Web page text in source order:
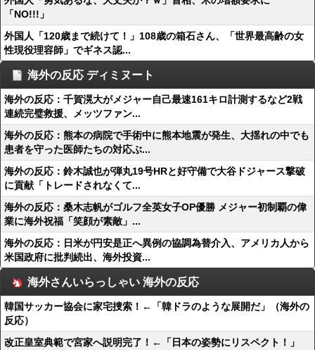
「NO!!!」
外国人「120歳まで続けて！」108歳の箱石さん、「世界最高齢の女
性現役理容師」でギネス認...
海外の反応 ディミヌート
海外の反応：千賀滉大がメジャー自己最速161キロ計測するなど2戦
連続完璧救援、メッツファン...
海外の反応：熊本の病院で手術中に熊本地震が発生、大揺れの中でも
患者を守った医師たちの対応ぶ...
海外の反応：鈴木誠也が弾丸19号HRと好守備で大谷ドジャース撃破
に貢献「トレードされなくて...
海外の反応：桑木志帆がゴルフ全英女子OP優勝 メジャー初制覇の偉
業に海外祝福「笑顔が素敵」...
海外の反応：日米が円安是正へ異例の協調為替介入、アメリカ人から
米国政府に批判続出、海外投資...
海外さんいらっしゃい 海外の反応
韓国サッカー協会に家宅捜索！←「韓ドラのような展開だ」（海外の
反応）
改正皇室典範で宮家へ説明完了！←「日本の姿勢にリスペクト！」